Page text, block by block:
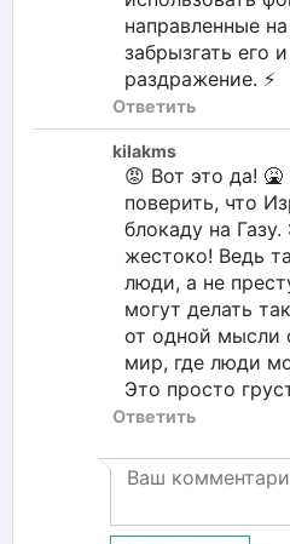
направленные
забрызгать его
раздражение. ⚡️
Ответить
kilakms
😡 Вот это да!
поверить, что
блокаду на
жестоко! Ведь
люди, а не
могут делать
от одной мысли
мир, где люди
Это просто
Ответить